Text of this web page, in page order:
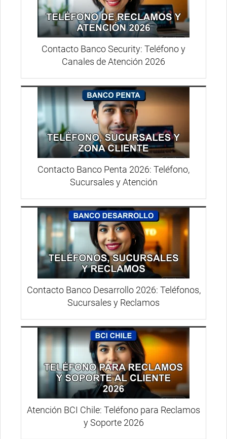
Contacto Banco Security: Teléfono y
Canales de Atención 2026
Contacto Banco Penta 2026: Teléfono,
Sucursales y Atención
Contacto Banco Desarrollo 2026: Teléfonos,
Sucursales y Reclamos
Atención BCI Chile: Teléfono para Reclamos
y Soporte 2026